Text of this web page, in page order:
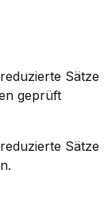
Sätze
geprüft
Sätze